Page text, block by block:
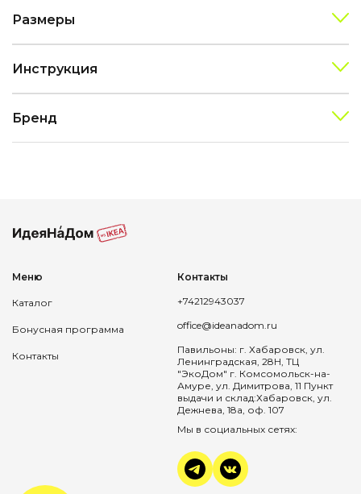
Размеры
Инструкция
Бренд
Меню
Каталог
Бонусная программа
Контакты
Контакты
+74212943037
office@ideanadom.ru
Павильоны: г. Хабаровск, ул.
Ленинградская, 28Н, ТЦ
"ЭкоДом" г. Комсомольск-на-
Амуре, ул. Димитрова, 11 Пункт
выдачи и склад:Хабаровск, ул.
Дежнева, 18а, оф. 107
Мы в социальных сетях: